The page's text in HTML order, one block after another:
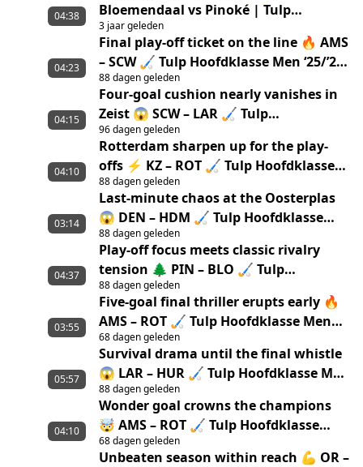
Bloemendaal vs Pinoké | Tulp
Hoofdklasse Finale 22/23
3 jaar geleden
04:38
Final play-off ticket on the line 🔥 AMS
– SCW 🏑 Tulp Hoofdklasse Men ‘25/’26
highlights
88 dagen geleden
04:23
Four-goal cushion nearly vanishes in
Zeist 😱 SCW – LAR 🏑 Tulp
Hoofdklasse Men ‘25/’26 Highlights
96 dagen geleden
04:15
Rotterdam sharpen up for the play-
offs ⚡ KZ – ROT 🏑 Tulp Hoofdklasse
Men ‘25/’26 highlights
88 dagen geleden
04:10
Last-minute chaos at the Oosterplas
😱 DEN – HDM 🏑 Tulp Hoofdklasse
Men ‘25/’26 highlights
88 dagen geleden
03:14
Play-off focus meets classic rivalry
tension 🌲 PIN – BLO 🏑 Tulp
Hoofdklasse Men ‘25/’26 highlights
88 dagen geleden
04:37
Five-goal final thriller erupts early 🔥
AMS – ROT 🏑 Tulp Hoofdklasse Men
‘25/’26 Highlights
68 dagen geleden
03:55
Survival drama until the final whistle
😱 LAR – HUR 🏑 Tulp Hoofdklasse Men
‘25/’26 highlights
88 dagen geleden
05:57
Wonder goal crowns the champions
🤯 AMS – ROT 🏑 Tulp Hoofdklasse
Men ‘25/’26 Highlights
68 dagen geleden
04:10
Unbeaten season within reach 💪 OR –